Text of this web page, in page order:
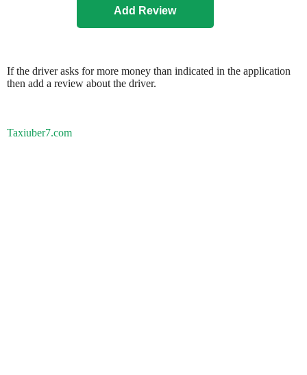
If the driver asks for more money than indicated in the application
then add a review about the driver.
Taxiuber7.com